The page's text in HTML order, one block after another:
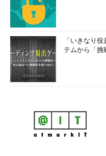
一方の比例尺度は、
下がその例です。
絶対温度（図2）
売上や利益などの金額
行動回数（アクセス回
これらのデータは、0とい
とで、足し算と引き算に加
2の絶対温度を例に考えてみ
となります。明らかに2をか
「いきなり
テムから「挑